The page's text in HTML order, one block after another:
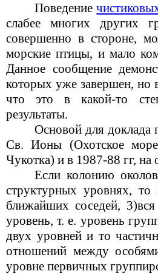
Поведение
слабее многих других
совершенно в стороне,
морские птицы, и мало
Данное сообщение
которых уже завершен, но
что это в какой-то
результаты.
Основой для доклада
Св. Ионы (Охотское
Чукотка) и в 1987-88 гг, на
Если колонию
структурных уровнях, то
ближайших соседей,
уровень, т. е. уровень
двух уровней и то
отношений между
уровне первичных